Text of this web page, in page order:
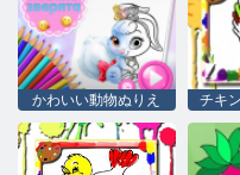
かわいい動物ぬりえ